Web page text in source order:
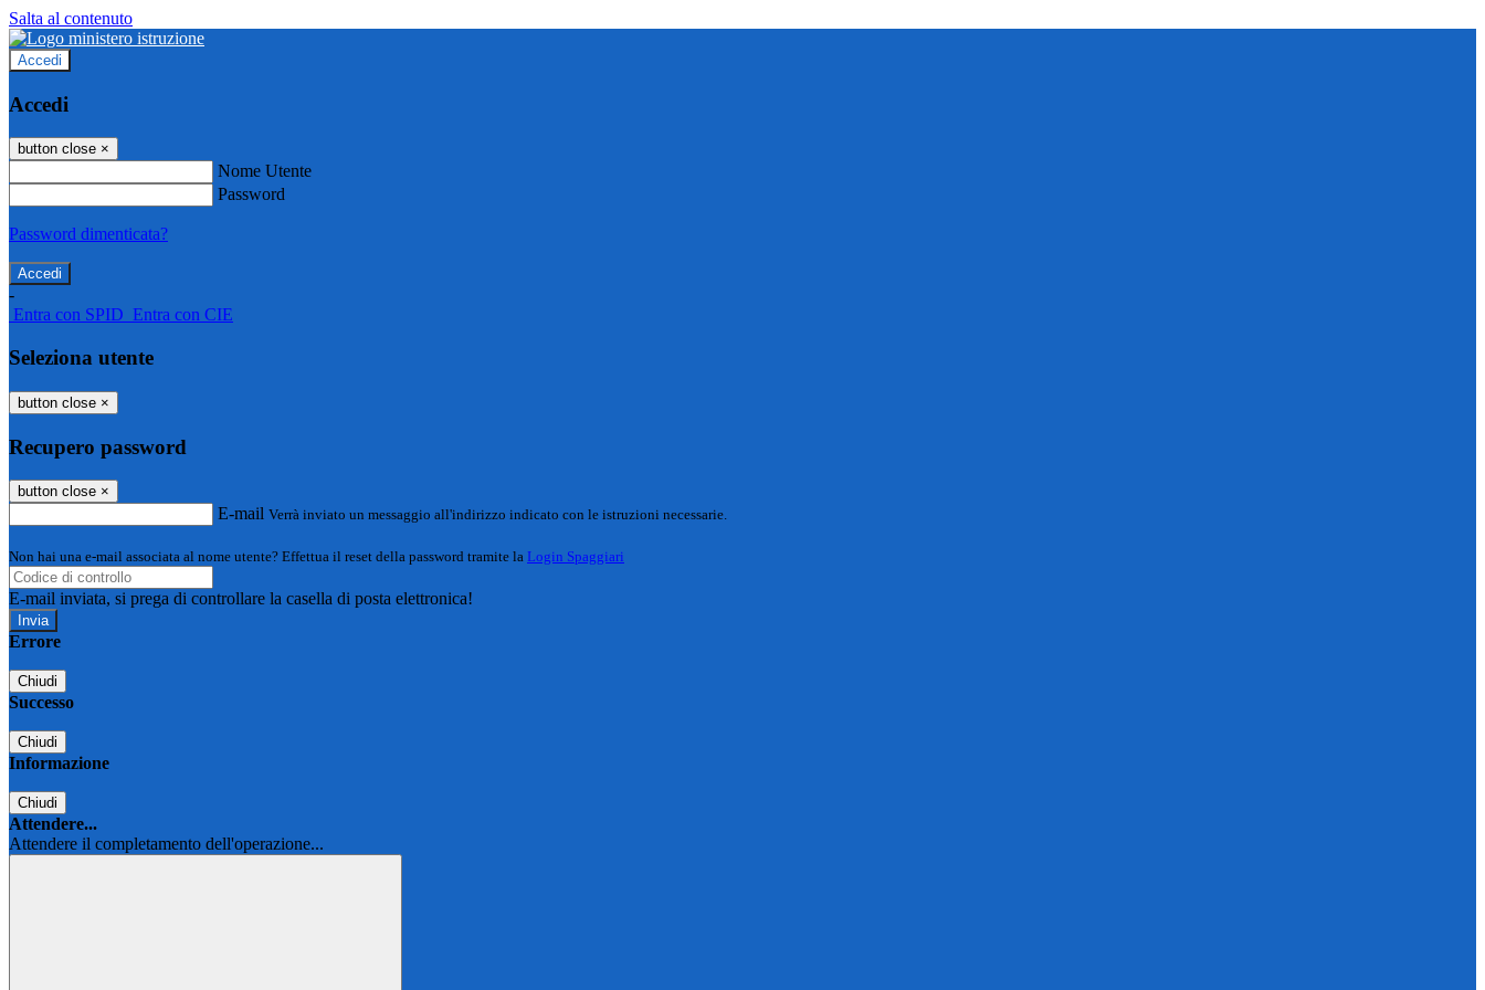
Salta al contenuto
Accedi
Accedi
button close ×
Nome Utente
Password
Password dimenticata?
-
Entra con SPID Entra con CIE
Seleziona utente
button close ×
Recupero password
button close ×
E-mail Verrà inviato un messaggio all'indirizzo indicato con le istruzioni necessarie.
Non hai una e-mail associata al nome utente? Effettua il reset della password tramite la Login Spaggiari
E-mail inviata, si prega di controllare la casella di posta elettronica!
Errore
Chiudi
Successo
Chiudi
Informazione
Chiudi
Attendere...
Attendere il completamento dell'operazione...